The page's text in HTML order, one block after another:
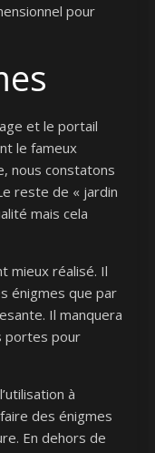
pour
et le portail
le fameux
nous constatons
reste de « jardin
mais cela
mieux réalisé. Il
énigmes que par
Il manquera
portes pour
à
des énigmes
En dehors de